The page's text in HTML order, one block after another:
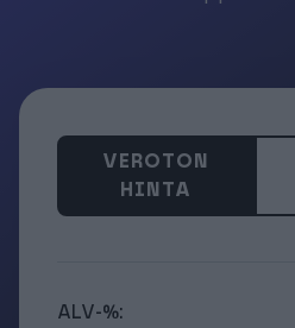
VEROTON
HINTA
ALV-%: